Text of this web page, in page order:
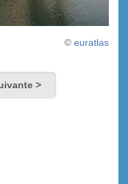
© euratlas
>